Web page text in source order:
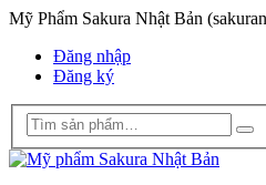
Mỹ Phẩm Sakura Nhật Bản
Đăng nhập
Đăng ký